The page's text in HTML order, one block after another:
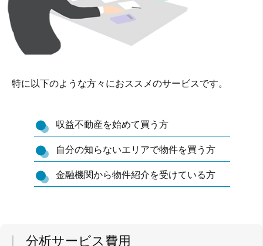
特に以下のような方々におススメのサービスです。
収益不動産を始めて買う方
自分の知らないエリアで物件を買う方
金融機関から物件紹介を受けている方
分析サービス費用